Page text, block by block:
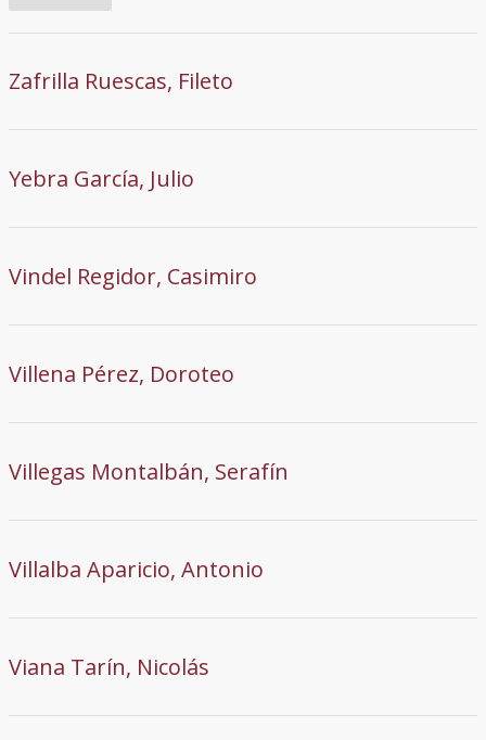
Zafrilla Ruescas, Fileto
Yebra García, Julio
Vindel Regidor, Casimiro
Villena Pérez, Doroteo
Villegas Montalbán, Serafín
Villalba Aparicio, Antonio
Viana Tarín, Nicolás